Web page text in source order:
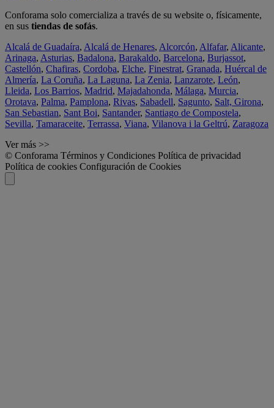
Conforama solo comercializa a través de su website o, físicamente,
en sus tiendas de sofás.
Alcalá de Guadaíra, Alcalá de Henares, Alcorcón, Alfafar, Alicante,
Arinaga, Asturias, Badalona, Barakaldo, Barcelona, Burjassot,
Castellón, Chafiras, Cordoba, Elche, Finestrat, Granada, Huércal de
Almería, La Coruña, La Laguna, La Zenia, Lanzarote, León,
Lleida, Los Barrios, Madrid, Majadahonda, Málaga, Murcia,
Orotava, Palma, Pamplona, Rivas, Sabadell, Sagunto, Salt, Girona,
San Sebastian, Sant Boi, Santander, Santiago de Compostela,
Sevilla, Tamaraceite, Terrassa, Viana, Vilanova i la Geltrú, Zaragoza
Ver más >>
© Conforama Términos y Condiciones Política de privacidad
Política de cookies Configuración de Cookies